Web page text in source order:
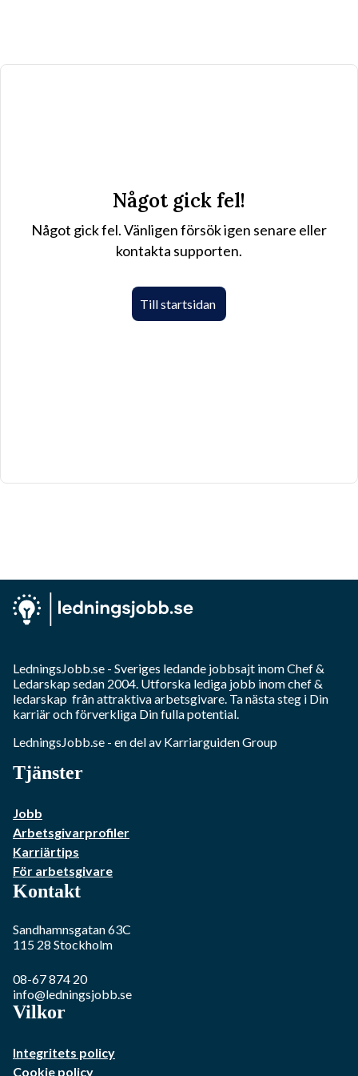
Något gick fel!
Något gick fel. Vänligen försök igen senare eller
kontakta supporten.
Till startsidan
LedningsJobb.se - Sveriges ledande jobbsajt inomChef &
Ledarskapsedan 2004. Utforska lediga jobb inomchef &
ledarskap från attraktiva arbetsgivare. Ta nästa steg i Din
karriär och förverkliga Din fulla potential.
LedningsJobb.se - en del av Karriarguiden Group
Tjänster
Jobb
Arbetsgivarprofiler
Karriärtips
För arbetsgivare
Kontakt
Sandhamnsgatan 63C
115 28 Stockholm
08-67 874 20
info@ledningsjobb.se
Vilkor
Integritets policy
Cookie policy